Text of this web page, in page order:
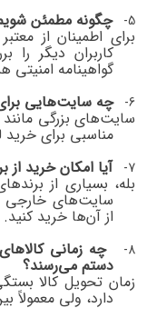
5- چگونه مطمئن
برای اطمینان از
کاربران دیگر
گواهینامه امنیتی
6- چه سایت‌هایی
سایت‌های بزرگی
مناسبی برای
7- آیا امکان خرید
بله، بسیاری از
سایت‌های خارجی
از آن‌ها خرید کنید.
8- چه زمانی
دستم می‌رسند؟
زمان تحویل کالا
دارد، ولی معمولاً بین 10 تا 30 روز طول